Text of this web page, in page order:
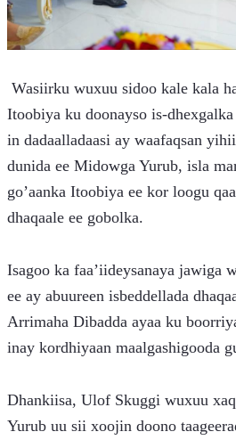
Itoobiya ku doonayso is-
in dadaalladaasi ay waafaqsan
dunida ee Midowga Yurub, isla
go’aanka Itoobiya ee kor loogu
dhaqaale ee gobolka.
Isagoo ka faa’iideysanaya jawiga
ee ay abuureen isbeddellada
Arrimaha Dibadda ayaa ku
inay kordhiyaan maalgashigooda
Dhankiisa, Ulof Skuggi wuxuu
Yurub uu sii xoojin doono